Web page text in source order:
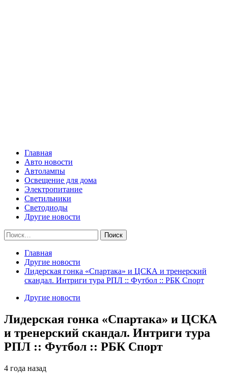
Главная
Авто новости
Автолампы
Освещение для дома
Электропитание
Светильники
Светодиоды
Другие новости
Найти:
Главная
Другие новости
Лидерская гонка «Спартака» и ЦСКА и тренерский
скандал. Интриги тура РПЛ :: Футбол :: РБК Спорт
Другие новости
Лидерская гонка «Спартака» и ЦСКА
и тренерский скандал. Интриги тура
РПЛ :: Футбол :: РБК Спорт
4 года назад